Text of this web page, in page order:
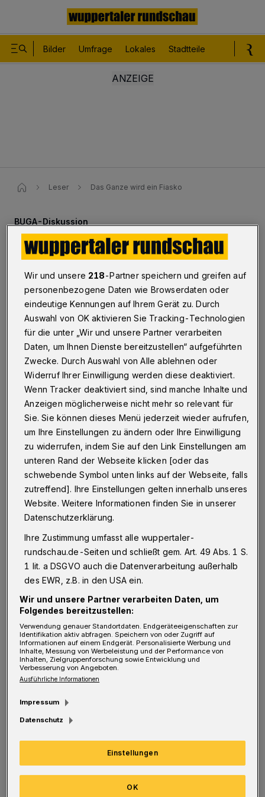
Bilder Umfrage Lokales Stadtteile
Leser Das Ganze wird ein Fiasko
BUGA-Diskussion
Das Ganze wird ein Fiasko
Betr.: BUGA-Diskussion
Eine Minute Lesezeit
O bwohl ich aufgrund meines Alters die
eventuell geplante Bundesgartenschau
nicht erleben werde, möchte ich diesen Plänen
nicht zustimmen. Aus folgenden Gründen: Es
müssen wieder sogenannte Experten
hinzugezogen werden, die wieder viel Geld
kosten. Davon haben wir mit wenig Erfolg bei
Planungen in der Stadt genug negative
Beispiele.
Ferner gebe ich zu bedenken: Welche
Bundesgartenschau hat am Ende ein
finanzielles Plus erwirtschaftet? Ich glaube,
nur Koblenz hat von der Schau profitiert. Bei
den Vorhaben, die sich Wuppertal auferlegt,
wird das Ganze ein Fiasko.
stemmen muss, herkommen soll, wo die Stadt
jetzt schon überschuldet ist? Dieses benötigte
Geld könnte mit Sicherheit für wichtigere
Wir und unsere 218-Partner speichern und greifen auf
personenbezogene Daten wie Browserdaten oder
eindeutige Kennungen auf Ihrem Gerät zu. Durch
Auswahl von OK aktivieren Sie Tracking-Technologien
für die unter „Wir und unsere Partner verarbeiten
Daten, um Ihnen Dienste bereitzustellen“ aufgeführten
Zwecke. Durch Auswahl von Alle ablehnen oder
Widerruf Ihrer Einwilligung werden diese deaktiviert.
Wenn Tracker deaktiviert sind, sind manche Inhalte und
Anzeigen möglicherweise nicht mehr so relevant für
Sie. Sie können dieses Menü jederzeit wieder aufrufen,
um Ihre Einstellungen zu ändern oder Ihre Einwilligung
zu widerrufen, indem Sie auf den Link Einstellungen am
unteren Rand der Webseite klicken [oder das
schwebende Symbol unten links auf der Webseite, falls
zutreffend]. Ihre Einstellungen gelten innerhalb unseres
Website. Weitere Informationen finden Sie in unserer
Datenschutzerklärung.
Ihre Zustimmung umfasst alle wuppertaler-
rundschau.de-Seiten und schließt gem. Art. 49 Abs. 1 S.
1 lit. a DSGVO auch die Datenverarbeitung außerhalb
des EWR, z.B. in den USA ein.
Wir und unsere Partner verarbeiten Daten, um
Folgendes bereitzustellen:
Verwendung genauer Standortdaten. Endgeräteeigenschaften zur
Identifikation aktiv abfragen. Speichern von oder Zugriff auf
Informationen auf einem Endgerät. Personalisierte Werbung und
Inhalte, Messung von Werbeleistung und der Performance von
Inhalten, Zielgruppenforschung sowie Entwicklung und
Verbesserung von Angeboten.
Ausführliche Informationen
Impressum
Datenschutz
Einstellungen
OK